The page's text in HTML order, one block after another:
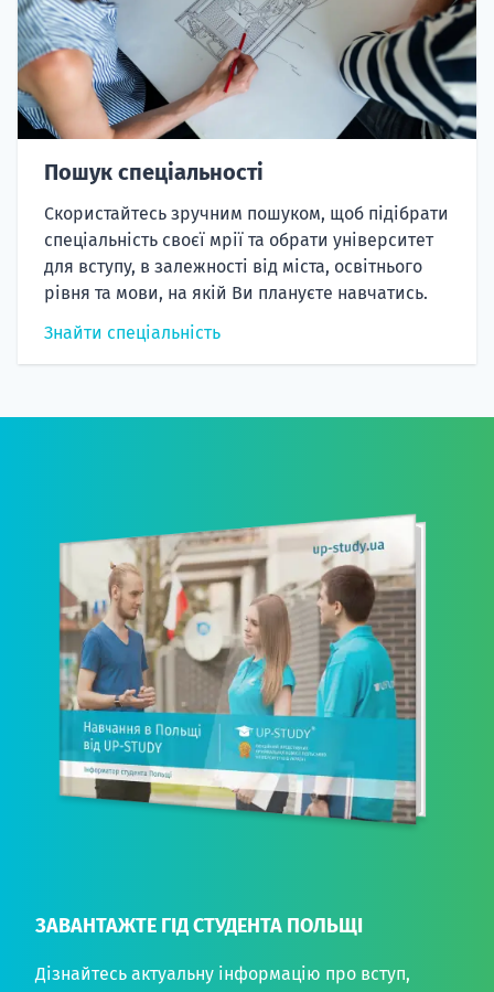
Пошук спеціальності
Скористайтесь зручним пошуком, щоб підібрати
спеціальність своєї мрії та обрати університет
для вступу, в залежності від міста, освітнього
рівня та мови, на якій Ви плануєте навчатись.
Знайти спеціальність
ЗАВАНТАЖТЕ ГІД СТУДЕНТА ПОЛЬЩІ
Дізнайтесь актуальну інформацію про вступ,